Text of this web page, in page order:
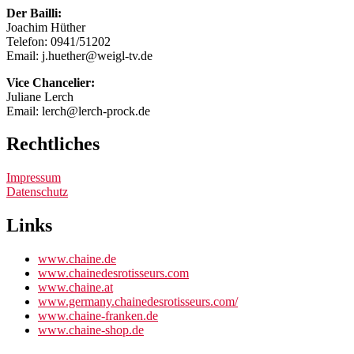
Der Bailli:
Joachim Hüther
Telefon: 0941/51202
Email: j.huether@weigl-tv.de
Vice Chancelier:
Juliane Lerch
Email: lerch@lerch-prock.de
Rechtliches
Impressum
Datenschutz
Links
www.chaine.de
www.chainedesrotisseurs.com
www.chaine.at
www.germany.chainedesrotisseurs.com/
www.chaine-franken.de
www.chaine-shop.de